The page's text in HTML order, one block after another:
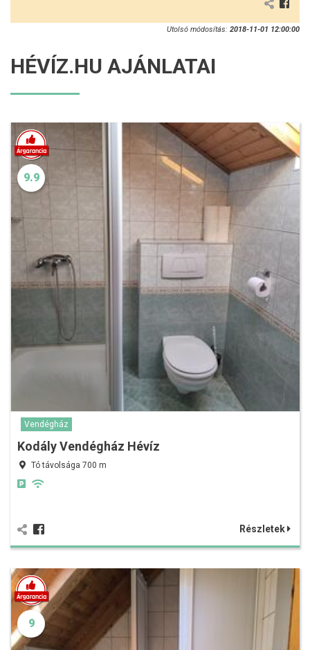
Utolsó módosítás: 2018-11-01 12:00:00
HÉVÍZ.HU AJÁNLATAI
9.9
Vendégház
Kodály Vendégház Hévíz
Tó távolsága 700 m
Részletek
9